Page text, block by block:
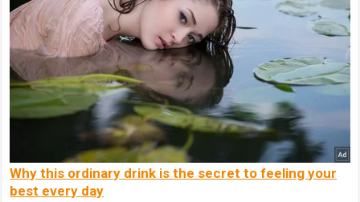
Why this ordinary drink is the secret to feeling your
best every day